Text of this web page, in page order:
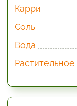
Карри
Соль
Вода